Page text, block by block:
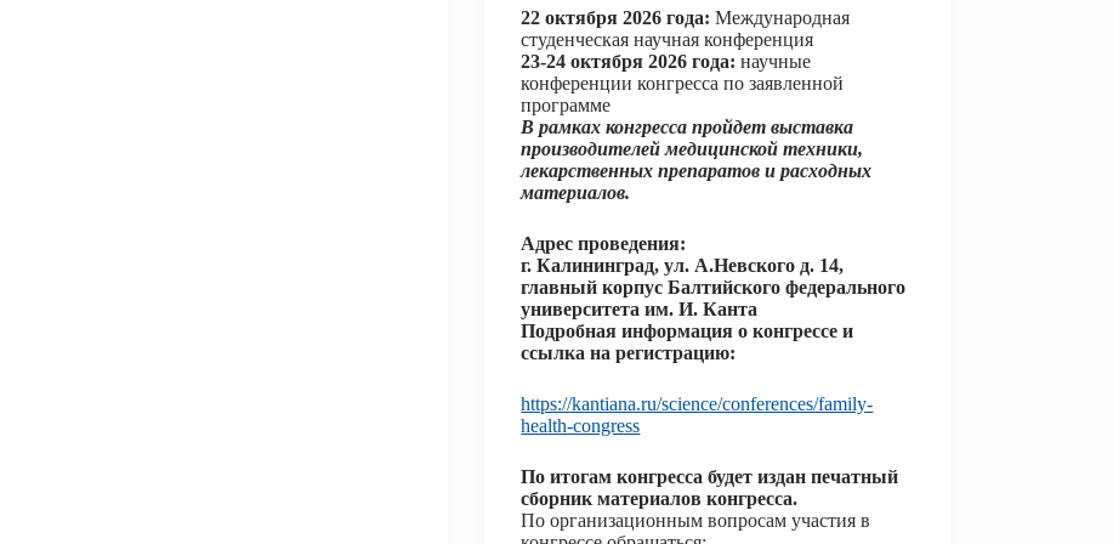
22 октября 2026 года: Международная
студенческая научная конференция
23-24 октября 2026 года: научные
конференции конгресса по заявленной
программе
В рамках конгресса пройдет выставка
производителей медицинской техники,
лекарственных препаратов и расходных
материалов.
Адрес проведения:
г. Калининград, ул. А.Невского д. 14,
главный корпус Балтийского федерального
университета им. И. Канта
Подробная информация о конгрессе и
ссылка на регистрацию:
https://kantiana.ru/science/conferences/family-
health-congress
По итогам конгресса будет издан печатный
сборник материалов конгресса.
По организационным вопросам участия в